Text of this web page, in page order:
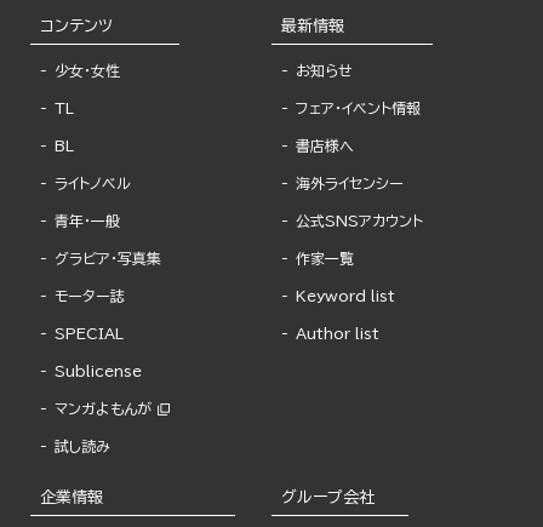
コンテンツ
少女・女性
TL
BL
ライトノベル
青年・一般
グラビア・写真集
モーター誌
SPECIAL
Sublicense
マンガよもんが
試し読み
最新情報
お知らせ
フェア・イベント情報
書店様へ
海外ライセンシー
公式SNSアカウント
作家一覧
Keyword list
Author list
企業情報 グループ会社